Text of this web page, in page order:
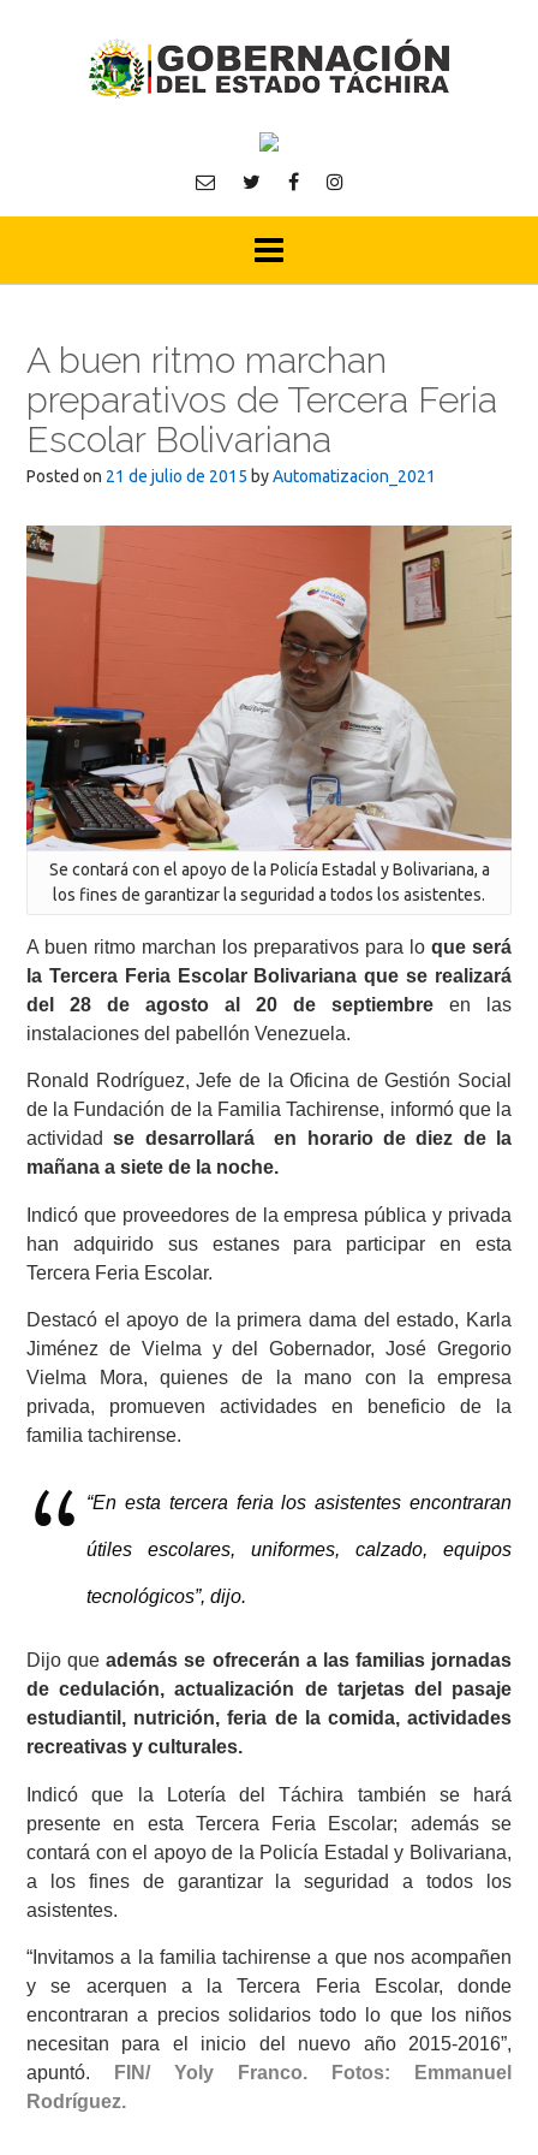
A buen ritmo marchan
preparativos de Tercera Feria
Escolar Bolivariana
Posted on 21 de julio de 2015 byAutomatizacion_2021
Se contará con el apoyo de la Policía Estadal y Bolivariana, a
los fines de garantizar la seguridad a todos los asistentes.
A buen ritmo marchan los preparativos para lo que será
la Tercera Feria Escolar Bolivariana que se realizará
del 28 de agosto al 20 de septiembre en las
instalaciones del pabellón Venezuela.
Ronald Rodríguez, Jefe de la Oficina de Gestión Social
de la Fundación de la Familia Tachirense, informó que la
actividadse desarrollará en horario de diez de la
mañana a siete de la noche.
Indicó que proveedores de la empresa pública y privada
han adquirido sus estanes para participar en esta
Tercera Feria Escolar.
Destacó el apoyo de la primera dama del estado, Karla
Jiménez de Vielma y del Gobernador, José Gregorio
Vielma Mora, quienes de la mano con la empresa
privada, promueven actividades en beneficio de la
familia tachirense.
“En esta tercera feria los asistentes encontraran
útiles escolares, uniformes, calzado, equipos
tecnológicos”, dijo.
Dijo que además se ofrecerán a las familias jornadas
de cedulación, actualización de tarjetas del pasaje
estudiantil, nutrición, feria de la comida, actividades
recreativas y culturales.
Indicó que la Lotería del Táchira también se hará
presente en esta Tercera Feria Escolar; además se
contará con el apoyo de la Policía Estadal y Bolivariana,
a los fines de garantizar la seguridad a todos los
asistentes.
“Invitamos a la familia tachirense a que nos acompañen
y se acerquen a la Tercera Feria Escolar, donde
encontraran a precios solidarios todo lo que los niños
necesitan para el inicio del nuevo año 2015-2016”,
apuntó.
FIN/ Yoly Franco. Fotos: Emmanuel
Rodríguez.